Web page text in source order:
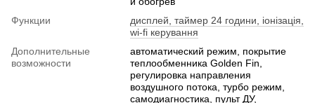
Функции
дисплей, таймер 24 години, іонізація,
wi-fi керування
Дополнительные
возможности
автоматический режим, покрытие
теплообменника Golden Fin,
регулировка направления
воздушного потока, турбо режим,
самодиагностика, пульт ДУ,